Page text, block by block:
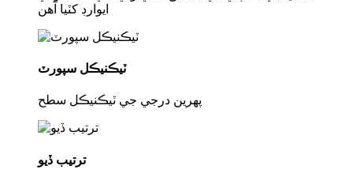
ايوارڊ کٽيا آهن
ٽيڪنيڪل سپورٽ
پهرين درجي جي ٽيڪنيڪل سطح
ترتيب ڏيو